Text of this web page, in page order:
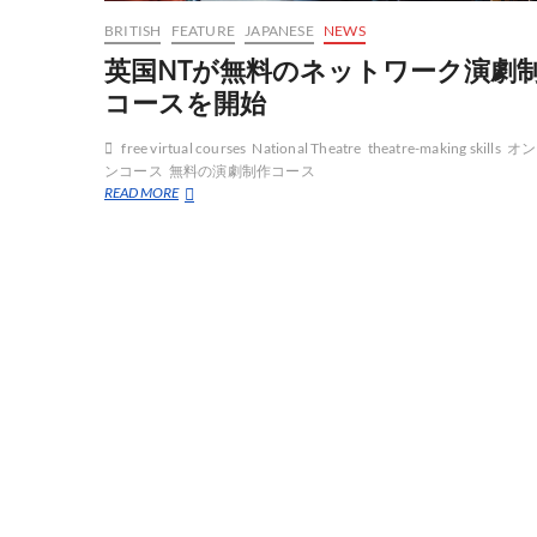
BRITISH FEATURE JAPANESE NEWS
英国NTが無料のネットワーク演劇
コースを開始
free virtual courses National Theatre theatre-making skills オ
ンコース 無料の演劇制作コース
READ MORE英